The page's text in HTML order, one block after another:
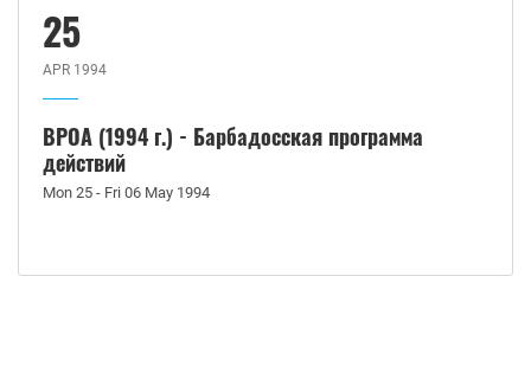
25
APR 1994
BPOA (1994 г.) - Барбадосская программа
действий
Mon 25 - Fri 06 May 1994